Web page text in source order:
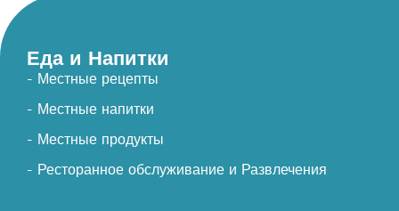
Еда и Напитки
- Местные рецепты
- Местные напитки
- Местные продукты
- Ресторанное обслуживание и Развлечения